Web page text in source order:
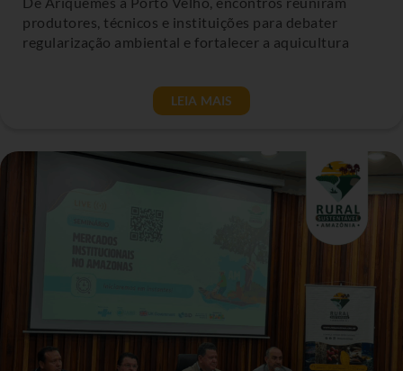
produtores, técnicos e instituições para debater
regularização ambiental e fortalecer a aquicultura
LEIA MAIS